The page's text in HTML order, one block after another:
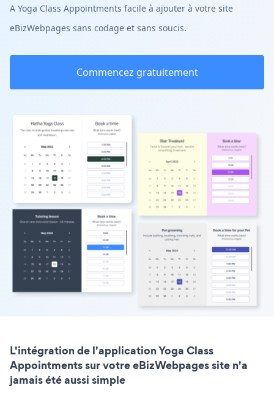
A Yoga Class Appointments facile à ajouter à votre site
eBizWebpages sans codage et sans soucis.
Commencez gratuitement
L'intégration de l'application Yoga Class
Appointments sur votre eBizWebpages site n'a
jamais été aussi simple